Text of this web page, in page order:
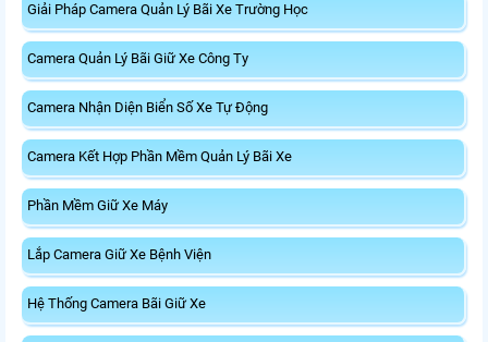
Giải Pháp Camera Quản Lý Bãi Xe Trường Học
Camera Quản Lý Bãi Giữ Xe Công Ty
Camera Nhận Diện Biển Số Xe Tự Động
Camera Kết Hợp Phần Mềm Quản Lý Bãi Xe
Phần Mềm Giữ Xe Máy
Lắp Camera Giữ Xe Bệnh Viện
Hệ Thống Camera Bãi Giữ Xe